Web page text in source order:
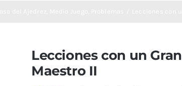
Lecciones con un Gran
Maestro II